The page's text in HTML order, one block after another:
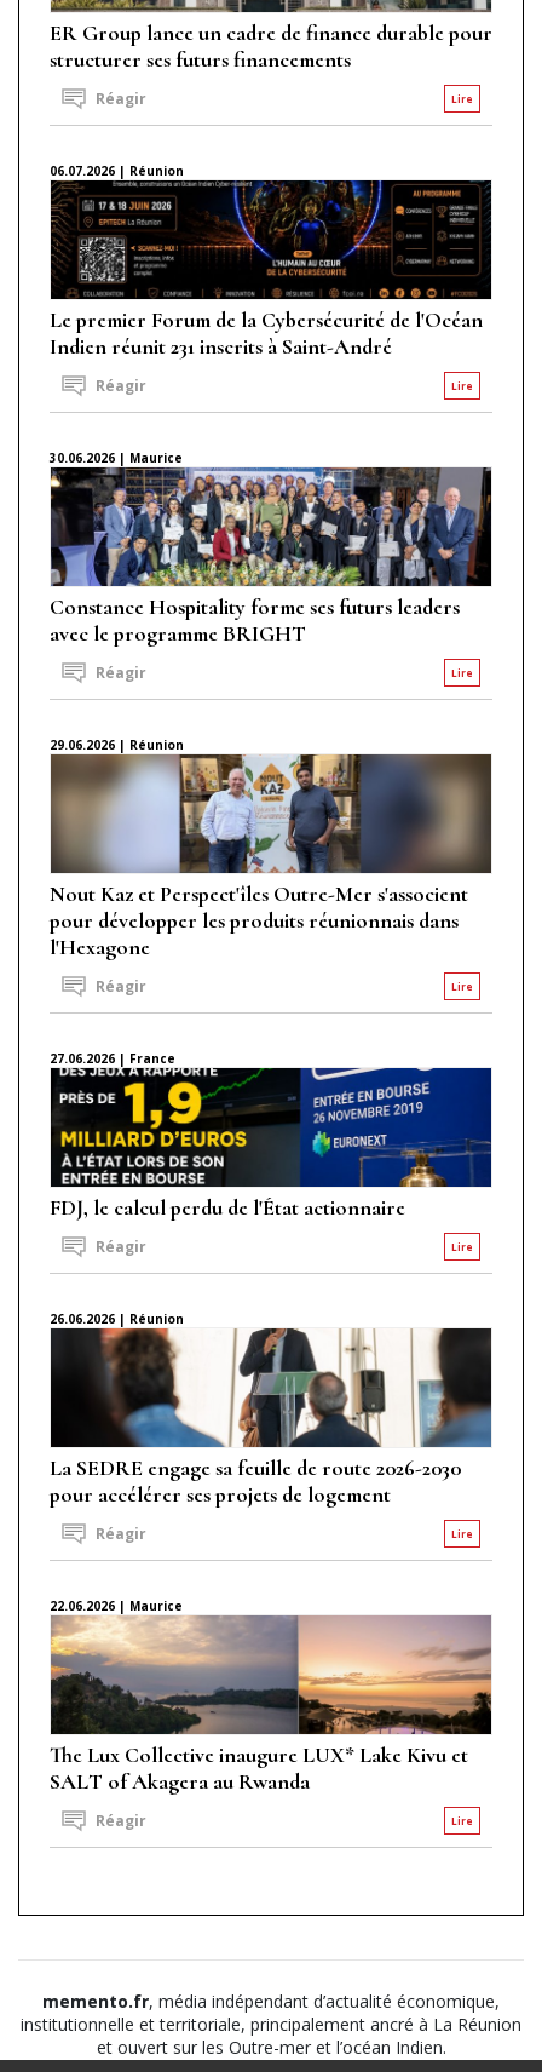
ER Group lance un cadre de finance durable pour
structurer ses futurs financements
Lire
Réagir
06.07.2026 | Réunion
Le premier Forum de la Cybersécurité de l'Océan
Indien réunit 231 inscrits à Saint-André
Lire
Réagir
30.06.2026 | Maurice
Constance Hospitality forme ses futurs leaders
avec le programme BRIGHT
Lire
Réagir
29.06.2026 | Réunion
Nout Kaz et Perspect'îles Outre-Mer s'associent
pour développer les produits réunionnais dans
l'Hexagone
Lire
Réagir
27.06.2026 | France
FDJ, le calcul perdu de l'État actionnaire
Lire
Réagir
26.06.2026 | Réunion
La SEDRE engage sa feuille de route 2026-2030
pour accélérer ses projets de logement
Lire
Réagir
22.06.2026 | Maurice
The Lux Collective inaugure LUX* Lake Kivu et
SALT of Akagera au Rwanda
Lire
Réagir
memento.fr, média indépendant d’actualité économique,
institutionnelle et territoriale, principalement ancré à La Réunion
et ouvert sur les Outre-mer et l’océan Indien.